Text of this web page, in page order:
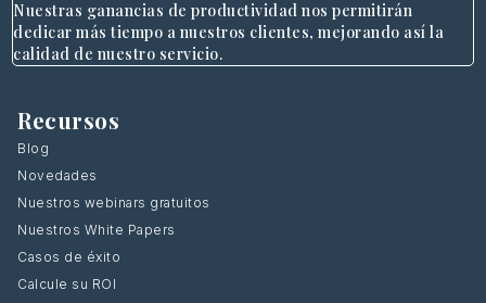
Nuestras ganancias de productividad nos permitirán
dedicar más tiempo a nuestros clientes, mejorando así la
calidad de nuestro servicio.
Recursos
Blog
Novedades
Nuestros webinars gratuitos
Nuestros White Papers
Casos de éxito
Calcule su ROI